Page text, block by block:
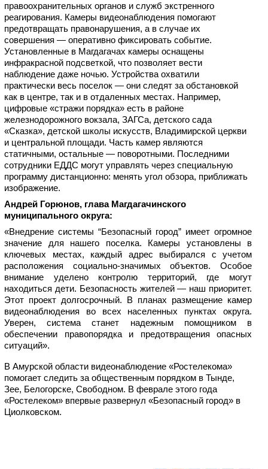
Тестовый стенд
Каталог компаний
правоохранительных органов и служб экстренного
реагирования. Камеры видеонаблюдения помогают
предотвращать правонарушения, а в случае их
совершения — оперативно фиксировать событие.
Установленные в Магдагачах камеры оснащены
инфракрасной подсветкой, что позволяет вести
наблюдение даже ночью. Устройства охватили
практически весь поселок — они следят за обстановкой
как в центре, так и в отдаленных местах. Например,
цифровые «стражи порядка» есть в районе
железнодорожного вокзала, ЗАГСа, детского сада
«Сказка», детской школы искусств, Владимирской церкви
и центральной площади. Часть камер являются
статичными, остальные — поворотными. Последними
сотрудники ЕДДС могут управлять через специальную
программу дистанционно: менять угол обзора, приближать
изображение.
Андрей Горюнов, глава Магдагачинского
муниципального округа:
«Внедрение системы “Безопасный город” имеет огромное
значение для нашего поселка. Камеры установлены в
ключевых местах, каждый адрес выбирался с учетом
расположения социально-значимых объектов. Особое
внимание уделено контролю территорий, где могут
находиться дети. Безопасность жителей — наш приоритет.
Этот проект долгосрочный. В планах размещение камер
видеонаблюдения во всех населенных пунктах округа.
Уверен, система станет надежным помощником в
обеспечении правопорядка и предотвращения опасных
ситуаций».
В Амурской области видеонаблюдение «Ростелекома»
помогает следить за общественным порядком в Тынде,
Зее, Белогорске, Свободном. В феврале этого года
«Ростелеком» впервые развернул «Безопасный город» в
Циолковском.